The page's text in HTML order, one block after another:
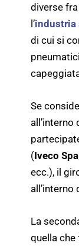
diverse
l’industria
di cui si
Se
all’interno
(Iveco Spa
ecc.), il
La
quella